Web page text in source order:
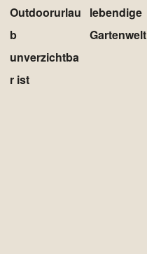
Outdoorurlau
b
unverzichtba
r ist
lebendige
Gartenwelt